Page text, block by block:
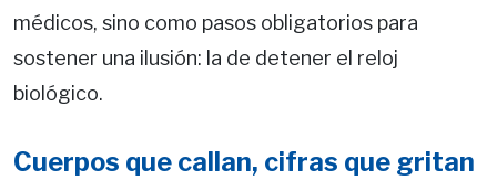
médicos, sino como pasos obligatorios para
sostener una ilusión: la de detener el reloj
biológico.
Cuerpos que callan, cifras que gritan